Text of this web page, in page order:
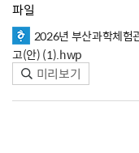
파일
2026년 부산과학체험
고(안) (1).hwp
미리보기